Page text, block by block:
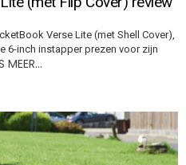
Verse Lite (met Shell Cover),
6-inch instapper prezen voor zijn
MEER…